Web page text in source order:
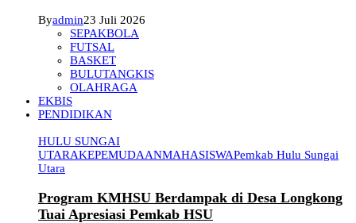
Byadmin23 Juli 2026
SEPAKBOLA
FUTSAL
BASKET
BULUTANGKIS
OLAHRAGA
EKBIS
PENDIDIKAN
HULU SUNGAI
UTARAKEPEMUDAANMAHASISWAPemkab Hulu Sungai
Utara
Program KMHSU Berdampak di Desa Longkong
Tuai Apresiasi Pemkab HSU